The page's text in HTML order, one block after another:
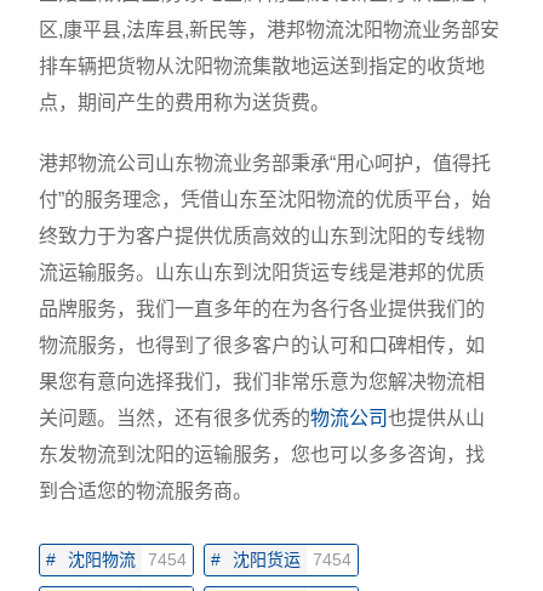
区,康平县,法库县,新民等，港邦物流沈阳物流业务部安
排车辆把货物从沈阳物流集散地运送到指定的收货地
点，期间产生的费用称为送货费。
港邦物流公司山东物流业务部秉承“用心呵护，值得托
付”的服务理念，凭借山东至沈阳物流的优质平台，始
终致力于为客户提供优质高效的山东到沈阳的专线物
流运输服务。山东山东到沈阳货运专线是港邦的优质
品牌服务，我们一直多年的在为各行各业提供我们的
物流服务，也得到了很多客户的认可和口碑相传，如
果您有意向选择我们，我们非常乐意为您解决物流相
关问题。当然，还有很多优秀的物流公司也提供从山
东发物流到沈阳的运输服务，您也可以多多咨询，找
到合适您的物流服务商。
# 沈阳物流 7454 # 沈阳货运 7454